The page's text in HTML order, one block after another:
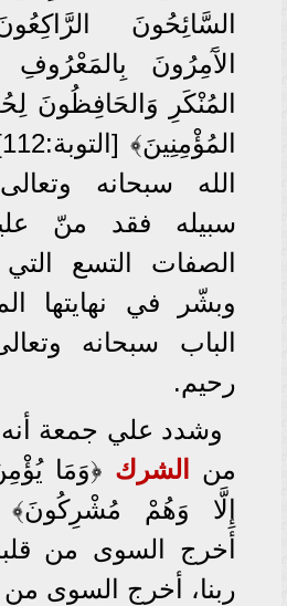
السَّائِحُونَ
الآَمِرُونَ
المُنْكَرِ وَالحَافِظُونَ
الله سبحانه
سبيله فقد منّ
الصفات التسع
وبشّر في نهايتها
الباب سبحانه
رحيم.
وشدد علي جمعة
من
الشرك ﴿وَمَا
أخرج السوى من
ربنا، أخرج السوى من